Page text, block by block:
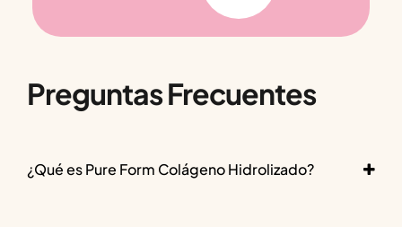
Preguntas Frecuentes
¿Qué es Pure Form Colágeno Hidrolizado?